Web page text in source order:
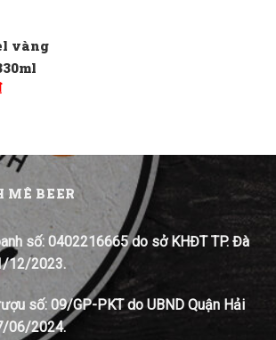
vàng
MÊ BEER
số: 0402216665 do sở KHĐT TP. Đà
12/2023.
số: 09/GP-PKT do UBND Quận Hải
06/2024.